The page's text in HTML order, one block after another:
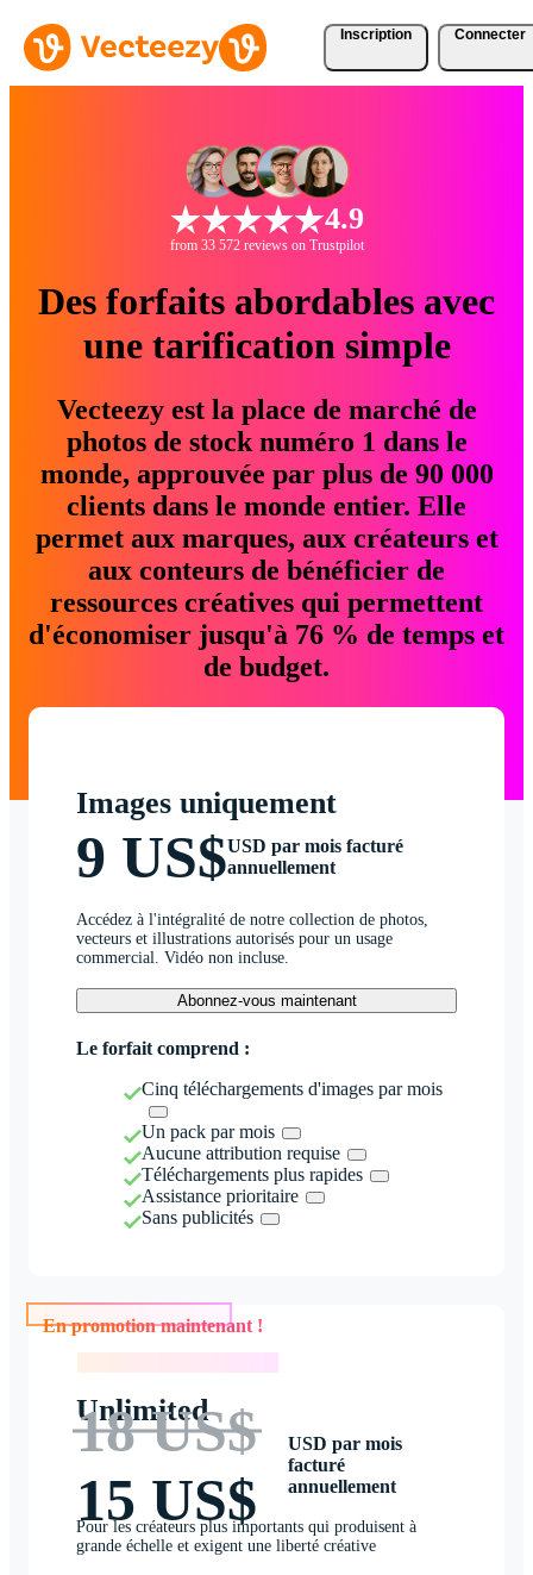
Inscription Connecter
4.9
from 33 572 reviews on Trustpilot
Des forfaits abordables avec
une tarification simple
Vecteezy est la place de marché de
photos de stock numéro 1 dans le
monde, approuvée par plus de 90 000
clients dans le monde entier. Elle
permet aux marques, aux créateurs et
aux conteurs de bénéficier de
ressources créatives qui permettent
d'économiser jusqu'à 76 % de temps et
de budget.
Images uniquement
9 US$USD par mois facturé
annuellement
Accédez à l'intégralité de notre collection de photos,
vecteurs et illustrations autorisés pour un usage
commercial. Vidéo non incluse.
Abonnez-vous maintenant
Le forfait comprend :
Cinq téléchargements d'images par mois
Un pack par mois
Aucune attribution requise
Téléchargements plus rapides
Assistance prioritaire
Sans publicités
En promotion maintenant !
Unlimited
18 US$
15 US$
USD par mois
facturé
annuellement
Pour les créateurs plus importants qui produisent à
grande échelle et exigent une liberté créative